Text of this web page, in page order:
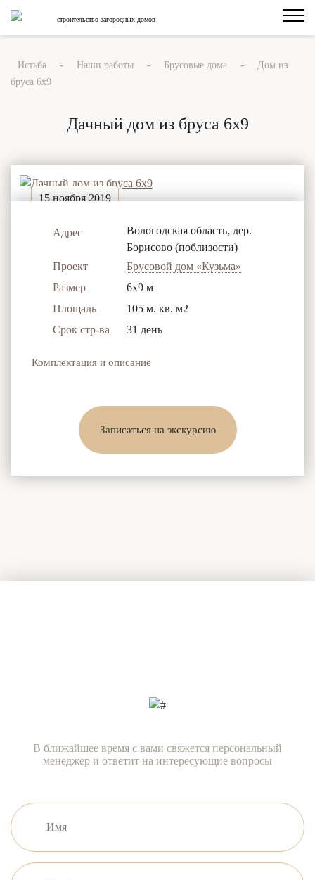
строительство загородных домов
Истьба - Наши работы - Брусовые дома -
Дом из
бруса 6x9
Дачный дом из бруса 6x9
15 ноября 2019
Адрес
Вологодская область, дер.
Борисово (поблизости)
Проект
Брусовой дом «Кузьма»
Размер
6x9 м
Площадь
105 м. кв. м2
Срок стр-ва
31 день
Комплектация и описание
Записаться на экскурсию
В ближайшее время с вами свяжется персональный
менеджер и ответит на интересующие вопросы